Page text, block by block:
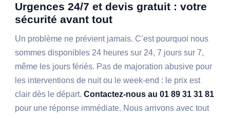
Urgences 24/7 et devis gratuit : votre
sécurité avant tout
Un problème ne prévient jamais. C’est pourquoi nous
sommes disponibles 24 heures sur 24, 7 jours sur 7,
même les jours fériés. Pas de majoration abusive pour
les interventions de nuit ou le week-end : le prix est
clair dès le départ.Contactez-nous au 01 89 31 31 81
pour une réponse immédiate. Nous arrivons avec tout